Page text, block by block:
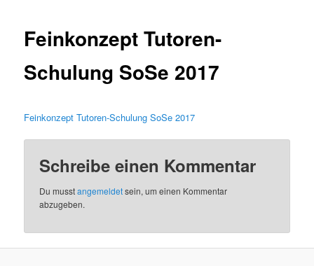
Feinkonzept Tutoren-
Schulung SoSe 2017
Feinkonzept Tutoren-Schulung SoSe 2017
Schreibe einen Kommentar
Du musstangemeldetsein, um einen Kommentar
abzugeben.